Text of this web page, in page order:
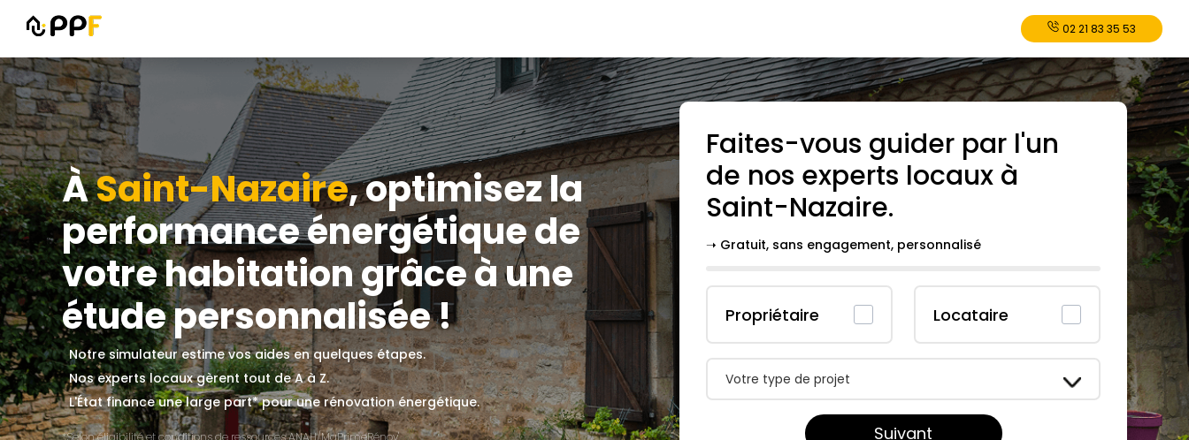
02 21 83 35 53
ÀSaint-Nazaire, optimisez la
performance énergétique de
votre habitation grâce à une
étude personnalisée !
Notre simulateur estime vos aides en quelques étapes.
Nos experts locaux gèrent tout de A à Z.
L'État finance une large part* pour une rénovation énergétique.
*Selon éligibilité et conditions de ressources ANAH/MaPrimeRénov'.
Faites-vous guider par l'un
de nos experts locaux à
Saint-Nazaire.
➝ Gratuit, sans engagement, personnalisé
Propriétaire Locataire
Votre type de projet
Suivant